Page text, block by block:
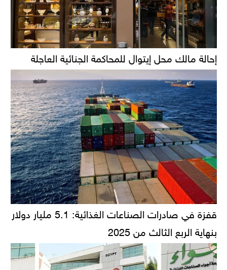
إحالة مالك محل إيتوال للمحاكمة الجنائية العاجلة
قفزة في صادرات الصناعات الغذائية: 5.1 مليار دولار
بنهاية الربع الثالث من 2025